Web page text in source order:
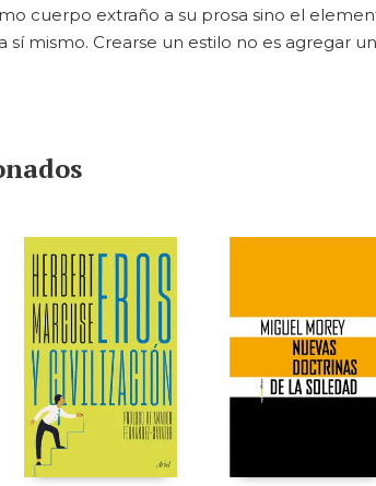
cuerpo extraño a su prosa sino el
sí mismo. Crearse un estilo no es agregar